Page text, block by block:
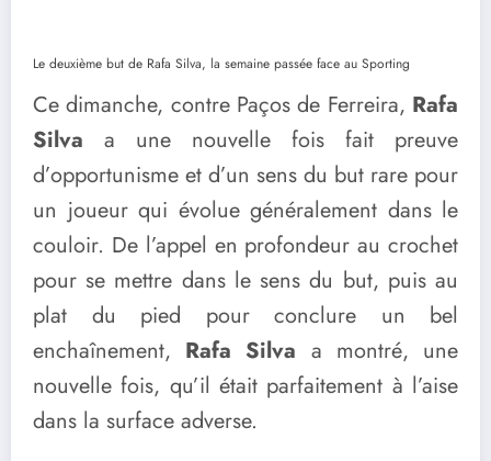
Le deuxième but de Rafa Silva, la semaine passée face au Sporting
Ce dimanche, contre Paços de Ferreira, Rafa
Silva a une nouvelle fois fait preuve
d’opportunisme et d’un sens du but rare pour
un joueur qui évolue généralement dans le
couloir. De l’appel en profondeur au crochet
pour se mettre dans le sens du but, puis au
plat du pied pour conclure un bel
enchaînement, Rafa Silva a montré, une
nouvelle fois, qu’il était parfaitement à l’aise
dans la surface adverse.